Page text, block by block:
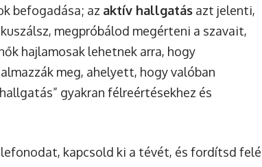
befogadása; az aktív hallgatás azt jelenti,
megpróbálod megérteni a szavait,
hajlamosak lehetnek arra, hogy
meg, ahelyett, hogy valóban
gyakran félreértésekhez és
kapcsold ki a tévét, és fordítsd felé